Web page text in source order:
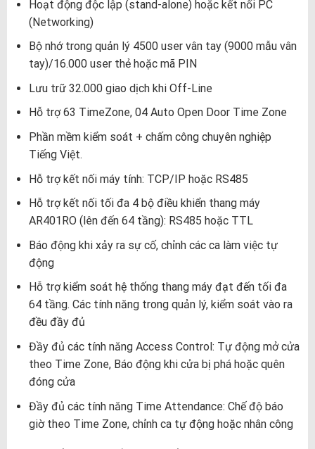
Hoạt động độc lập (stand-alone) hoặc kết nối PC
(Networking)
Bộ nhớ trong quản lý 4500 user vân tay (9000 mẫu vân
tay)/16.000 user thẻ hoặc mã PIN
Lưu trữ 32.000 giao dịch khi Off-Line
Hỗ trợ 63 TimeZone, 04 Auto Open Door Time Zone
Phần mềm kiểm soát + chấm công chuyên nghiệp
Tiếng Việt.
Hỗ trợ kết nối máy tính: TCP/IP hoặc RS485
Hỗ trợ kết nối tối đa 4 bộ điều khiển thang máy
AR401RO (lên đến 64 tầng): RS485 hoặc TTL
Báo động khi xảy ra sự cố, chỉnh các ca làm việc tự
động
Hỗ trợ kiểm soát hệ thống thang máy đạt đến tối đa
64 tầng. Các tính năng trong quản lý, kiểm soát vào ra
đều đầy đủ
Đầy đủ các tính năng Access Control: Tự động mở cửa
theo Time Zone, Báo động khi cửa bị phá hoặc quên
đóng cửa
Đầy đủ các tính năng Time Attendance: Chế độ báo
giờ theo Time Zone, chỉnh ca tự động hoặc nhân công